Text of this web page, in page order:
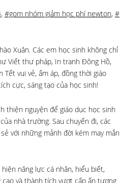
, #gom nhóm giảm học phí newton, #
Xuân. Các em học sinh không chỉ
Viết thư pháp, In tranh Đông Hồ,
vui vẻ, ấm áp, đồng thời giáo
cực, sáng tạo của học sinh!
thiện nguyện để giáo dục học sinh
nhà trường. Sau chuyến đi, các
với những mảnh đời kém may mắn
năng lực cá nhân, hiểu biết,
và thành tích vượt cấp ấn tượng